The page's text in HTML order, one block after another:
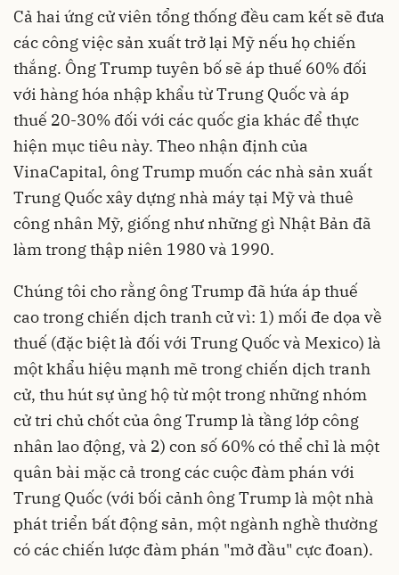
Cả hai ứng cử viên tổng thống đều cam kết sẽ đưa
các công việc sản xuất trở lại Mỹ nếu họ chiến
thắng. Ông Trump tuyên bố sẽ áp thuế 60% đối
với hàng hóa nhập khẩu từ Trung Quốc và áp
thuế 20-30% đối với các quốc gia khác để thực
hiện mục tiêu này. Theo nhận định của
VinaCapital, ông Trump muốn các nhà sản xuất
Trung Quốc xây dựng nhà máy tại Mỹ và thuê
công nhân Mỹ, giống như những gì Nhật Bản đã
làm trong thập niên 1980 và 1990.
Chúng tôi cho rằng ông Trump đã hứa áp thuế
cao trong chiến dịch tranh cử vì: 1) mối đe dọa về
thuế (đặc biệt là đối với Trung Quốc và Mexico) là
một khẩu hiệu mạnh mẽ trong chiến dịch tranh
cử, thu hút sự ủng hộ từ một trong những nhóm
cử tri chủ chốt của ông Trump là tầng lớp công
nhân lao động, và 2) con số 60% có thể chỉ là một
quân bài mặc cả trong các cuộc đàm phán với
Trung Quốc (với bối cảnh ông Trump là một nhà
phát triển bất động sản, một ngành nghề thường
có các chiến lược đàm phán "mở đầu" cực đoan).